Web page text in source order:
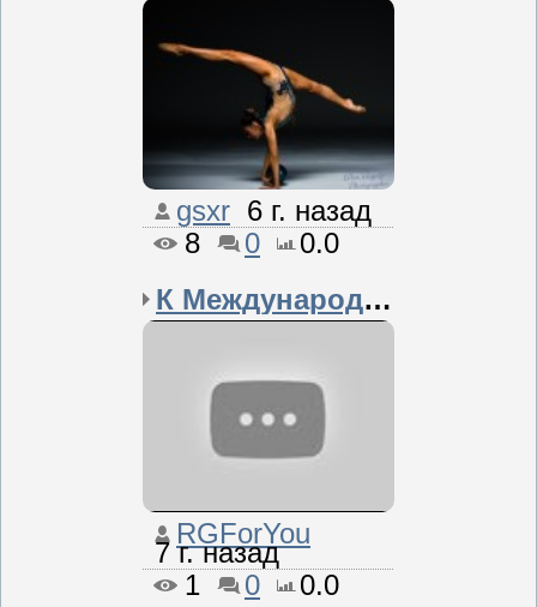
gsxr 6 г. назад
8
0
0.0
К Международному дню за...
RGForYou
7 г. назад
1
0 0.0